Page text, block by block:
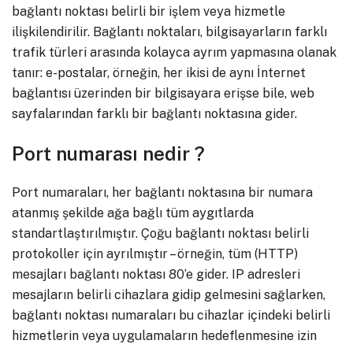
bağlantı noktası belirli bir işlem veya hizmetle
ilişkilendirilir. Bağlantı noktaları, bilgisayarların farklı
trafik türleri arasında kolayca ayrım yapmasına olanak
tanır: e-postalar, örneğin, her ikisi de aynı İnternet
bağlantısı üzerinden bir bilgisayara erişse bile, web
sayfalarından farklı bir bağlantı noktasına gider.
Port numarası nedir ?
Port numaraları, her bağlantı noktasına bir numara
atanmış şekilde ağa bağlı tüm aygıtlarda
standartlaştırılmıştır. Çoğu bağlantı noktası belirli
protokoller için ayrılmıştır – örneğin, tüm (HTTP)
mesajları bağlantı noktası 80’e gider. IP adresleri
mesajların belirli cihazlara gidip gelmesini sağlarken,
bağlantı noktası numaraları bu cihazlar içindeki belirli
hizmetlerin veya uygulamaların hedeflenmesine izin